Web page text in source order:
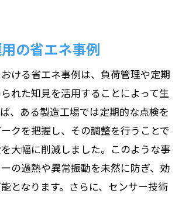
の省エネ事例
ける省エネ事例は、負荷管理や定期
れた知見を活用することによって生
、ある製造工場では定期的な点検を
クを把握し、その調整を行うことで
大幅に削減しました。このような事
の過熱や異常振動を未然に防ぎ、効
となります。さらに、センサー技術